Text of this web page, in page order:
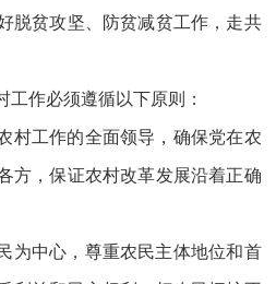
脱贫攻坚、防贫减贫工作，走共
必须遵循以下原则：
工作的全面领导，确保党在农
方，保证农村改革发展沿着正确
中心，尊重农民主体地位和首